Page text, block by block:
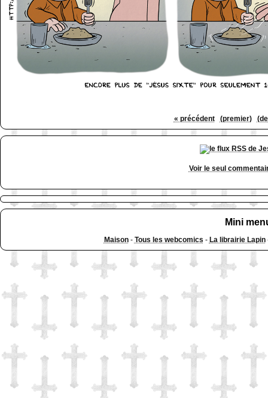
http://www.lefabz.com/
« précédent (premier)
Voir le seul
Mini
Maison- Tous les webcomics - La librairie Lapin